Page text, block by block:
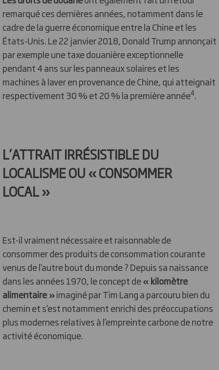
remarqué ces dernières années, notamment dans le
cadre de la guerre économique entre la Chine et les
États-Unis. Le 22 janvier 2018, Donald Trump annonçait
par exemple une taxe douanière exceptionnelle
pendant 4 ans sur les panneaux solaires et les
machines à laver en provenance de Chine, qui atteignait
respectivement 30 % et 20 % la première année4.
L’ATTRAIT IRRÉSISTIBLE DU
LOCALISME OU « CONSOMMER
LOCAL »
Est-il vraiment nécessaire et raisonnable de
consommer des produits de consommation courante
venus de l’autre bout du monde ? Depuis sa naissance
dans les années 1970, le concept de« kilomètre
alimentaire »imaginé par Tim Lang a parcouru bien du
chemin et s’est notamment enrichi des préoccupations
plus modernes relatives à l’empreinte carbone de notre
activité économique.